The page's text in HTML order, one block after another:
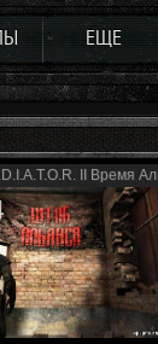
ЕЩЕ
II Время